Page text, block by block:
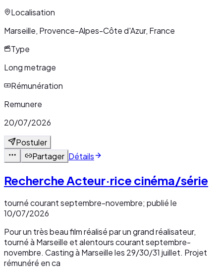
Localisation
Marseille, Provence-Alpes-Côte d'Azur, France
Type
Long metrage
Rémunération
Remunere
20/07/2026
Postuler
Partager Détails
Recherche Acteur·rice cinéma/série
tourné courant septembre-novembre; publié le
10/07/2026
Pour un très beau film réalisé par un grand réalisateur,
tourné à Marseille et alentours courant septembre-
novembre. Casting à Marseille les 29/30/31 juillet. Projet
rémunéré en ca